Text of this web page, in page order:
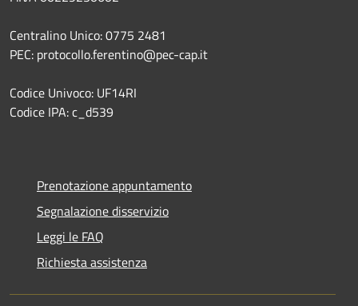
Centralino Unico: 0775 2481
PEC: protocollo.ferentino@pec-cap.it
Codice Univoco: UF14RI
Codice IPA: c_d539
Prenotazione appuntamento
Segnalazione disservizio
Leggi le FAQ
Richiesta assistenza